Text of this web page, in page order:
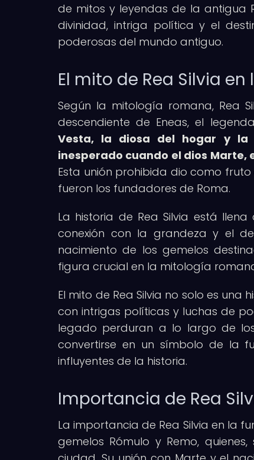
de mitos y leyendas de la antigua
divinidad, intriga política y el
poderosas del mundo antiguo.
El mito de Rea Silvia
Según la mitología romana, Rea
descendiente de Eneas, el
Vesta, la diosa del hogar y la
inesperado cuando el dios
Esta unión prohibida dio como fruto
fueron los fundadores de Roma.
La historia de Rea Silvia está
conexión con la grandeza y el
nacimiento de los gemelos
figura crucial en la mitología
El mito de Rea Silvia no solo es
con intrigas políticas y luchas de
legado perduran a lo largo de
convertirse en un símbolo de la
influyentes de la historia.
Importancia de Rea
La importancia de Rea Silvia en la
gemelos Rómulo y Remo,